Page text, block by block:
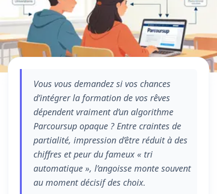
Vous vous demandez si vos chances
d’intégrer la formation de vos rêves
dépendent vraiment d’un algorithme
Parcoursup opaque ? Entre craintes de
partialité, impression d’être réduit à des
chiffres et peur du fameux « tri
automatique », l’angoisse monte souvent
au moment décisif des choix.